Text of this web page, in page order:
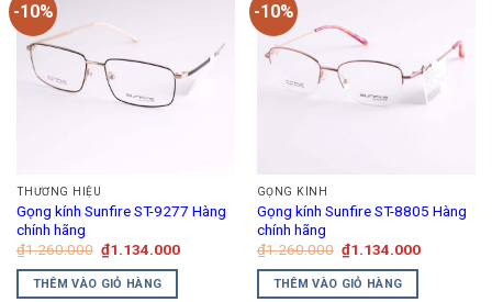
-10%
THƯƠNG HIỆU
Gọng kính Sunfire ST-9277 Hàng
chính hãng
₫1.260.000 Giá
gốc
là:
₫1.260.000.
₫1.134.000Giá
THÊM VÀO GIỎ HÀNG
-10%
GỌNG KÍNH
Gọng kính Sunfire ST-8805 Hàng
chính hãng
₫1.260.000 Giá
gốc
là:
₫1.260.000.
₫1.134.000Giá
THÊM VÀO GIỎ HÀNG